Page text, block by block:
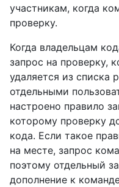
участникам, когда
проверку.
Когда владельцам
запрос на проверку,
удаляется из списка
отдельными
настроено правило
которому проверку
кода. Если такое
на месте, запрос
поэтому отдельный
дополнение к